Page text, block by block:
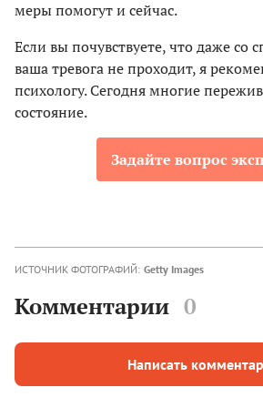
меры помогут и сейчас.
Если вы почувствуете, что даже со
ваша тревога не проходит, я
психологу. Сегодня многие
состояние.
Задайте вопрос
ИСТОЧНИК ФОТОГРАФИЙ: Getty Images
Комментарии 0
Написать